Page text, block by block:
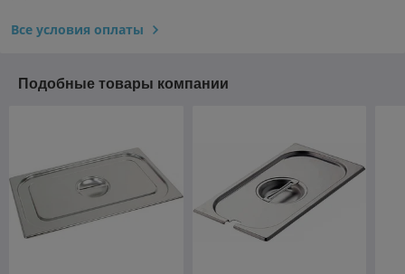
Все условия оплаты
Подобные товары компании